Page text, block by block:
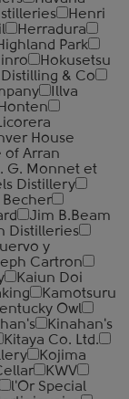
Henri
Herradura
Park
Hokusetsu
& Co
Illva
House
of Arran
G. Monnet et
Distillery
Becher
Jim B.Beam
Distilleries
y
Cartron
Kaiun Doi
Kamotsuru
Owl
Kinahan's
Kitaya Co. Ltd.
Kojima
KWV
l'Or Special